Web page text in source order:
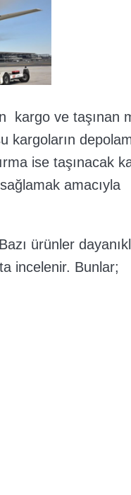
kargo ve taşınan
kargoların
ise taşınacak
amacıyla
ürünler
incelenir. Bunlar;